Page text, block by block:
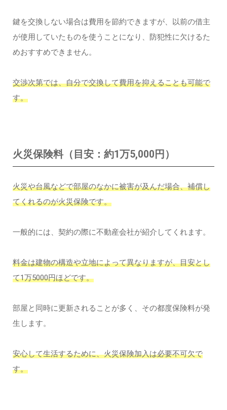
鍵を交換しない場合は費用を節約できますが、以前の借主
が使用していたものを使うことになり、防犯性に欠けるた
めおすすめできません。
交渉次第では、自分で交換して費用を抑えることも可能で
す。
火災保険料（目安：約1万5,000円）
火災や台風などで部屋のなかに被害が及んだ場合、補償し
てくれるのが火災保険です。
一般的には、契約の際に不動産会社が紹介してくれます。
料金は建物の構造や立地によって異なりますが、目安とし
て1万5000円ほどです。
部屋と同時に更新されることが多く、その都度保険料が発
生します。
安心して生活するために、火災保険加入は必要不可欠で
す。